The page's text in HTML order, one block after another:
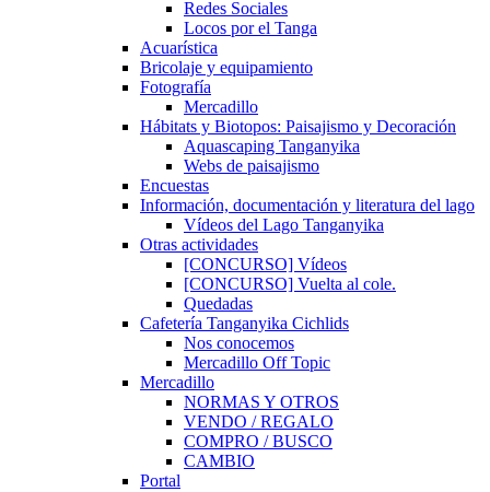
Redes Sociales
Locos por el Tanga
Acuarística
Bricolaje y equipamiento
Fotografía
Mercadillo
Hábitats y Biotopos: Paisajismo y Decoración
Aquascaping Tanganyika
Webs de paisajismo
Encuestas
Información, documentación y literatura del lago
Vídeos del Lago Tanganyika
Otras actividades
[CONCURSO] Vídeos
[CONCURSO] Vuelta al cole.
Quedadas
Cafetería Tanganyika Cichlids
Nos conocemos
Mercadillo Off Topic
Mercadillo
NORMAS Y OTROS
VENDO / REGALO
COMPRO / BUSCO
CAMBIO
Portal